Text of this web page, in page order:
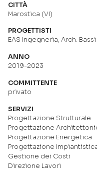
CITTÀ
Marostica (VI)
PROGETTISTI
EAS Ingegneria, Arch. Bassi
ANNO
2019-2023
COMMITTENTE
privato
SERVIZI
Progettazione Strutturale
Progettazione
Progettazione Energetica
Progettazione
Gestione dei Costi
Direzione Lavori